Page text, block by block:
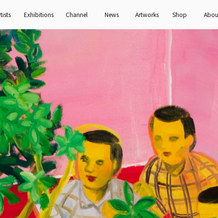
Exhibitions Channel News Artworks Shop